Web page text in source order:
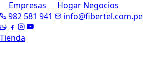
Empresas Hogar Negocios
982 581 941
info@fibertel.com.pe
Tienda